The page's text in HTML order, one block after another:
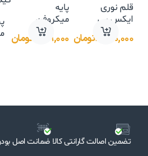
قلم نوری
ایکس پی
پن XP Pen
Deco 01 V2
۱۲,۹۰۰,۰۰۰تومان
پایه
میکروفن
رومیزی مدل
NB-35
۲,۰۹۹,۰۰۰ تومان
تضمین اصالت گارانتی کالا ضمانت اصل